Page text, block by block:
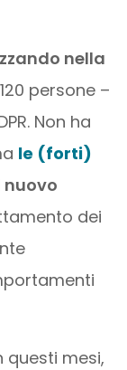
nella
persone –
Non ha
le (forti)
nuovo
dei
questi mesi,